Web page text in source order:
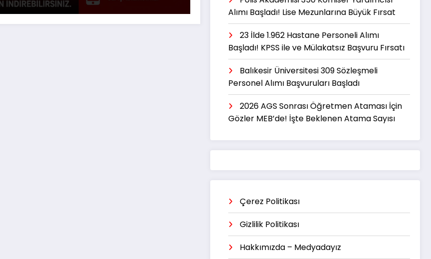
Alımı Başladı! Lise Mezunlarına Büyük Fırsat
23 İlde 1.962 Hastane Personeli Alımı
Başladı! KPSS ile ve Mülakatsız Başvuru Fırsatı
Balıkesir Üniversitesi 309 Sözleşmeli
Personel Alımı Başvuruları Başladı
2026 AGS Sonrası Öğretmen Ataması İçin
Gözler MEB’de! İşte Beklenen Atama Sayısı
Çerez Politikası
Gizlilik Politikası
Hakkımızda – Medyadayız